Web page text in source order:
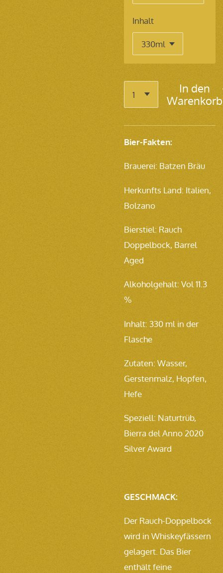
Inhalt
In den
Warenkorb
Bier-Fakten:
Brauerei: Batzen Bräu
Herkunfts Land: Italien,
Bolzano
Bierstiel: Rauch
Doppelbock, Barrel
Aged
Alkoholgehalt: Vol 11.3
%
Inhalt: 330 ml in der
Flasche
Zutaten: Wasser,
Gerstenmalz, Hopfen,
Hefe
Speziell: Naturtrüb,
Bierra del Anno 2020
Silver Award
GESCHMACK:
Der Rauch-Doppelbock
wird in Whiskeyfässern
gelagert. Das Bier
enthält feine